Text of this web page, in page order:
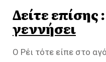
Δείτε επίσης :
γεννήσει
Ο Ρέι τότε είπε στο